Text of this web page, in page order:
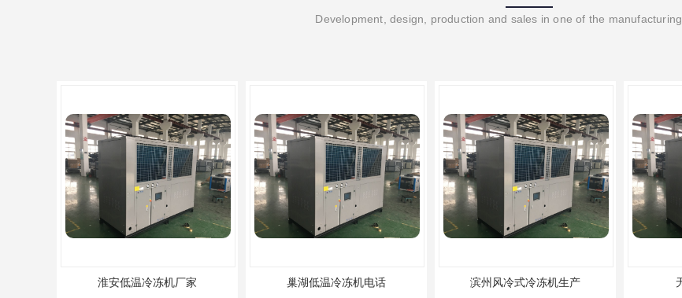
Development, design, production and sales in one of the
淮安低温冷冻机厂家 巢湖低温冷冻机电话 滨州风冷式冷冻机生产